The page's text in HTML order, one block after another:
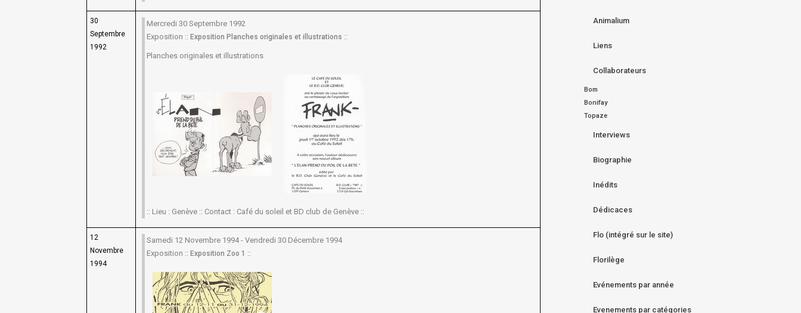
30
Septembre
1992
Mercredi 30 Septembre 1992
Exposition :: Exposition Planches originales et illustrations ::
Planches originales et illustrations
:: Lieu : Genève :: Contact : Café du soleil et BD club de Genève ::
12
Novembre
1994
Samedi 12 Novembre 1994 - Vendredi 30 Décembre 1994
Exposition :: Exposition Zoo 1 ::
Animalium
Liens
Collaborateurs
Bom
Bonifay
Topaze
Interviews
Biographie
Inédits
Dédicaces
Flo (intégré sur le site)
Florilège
Evénements par année
Evenements par catégories